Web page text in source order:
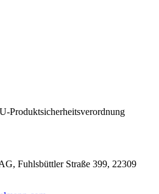
Produktsicherheitsverordnung
Fuhlsbüttler Straße 399, 22309